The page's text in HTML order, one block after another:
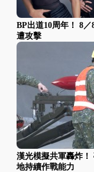
BP出道10周年！ 8
遭攻擊
漢光模擬共軍轟炸
地持續作戰能力